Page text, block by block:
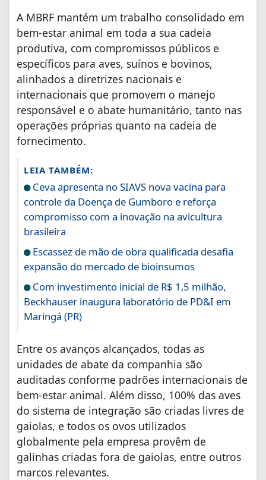
A MBRF mantém um trabalho consolidado em
bem-estar animal em toda a sua cadeia
produtiva, com compromissos públicos e
específicos para aves, suínos e bovinos,
alinhados a diretrizes nacionais e
internacionais que promovem o manejo
responsável e o abate humanitário, tanto nas
operações próprias quanto na cadeia de
fornecimento.
LEIA TAMBÉM:
Ceva apresenta no SIAVS nova vacina para
controle da Doença de Gumboro e reforça
compromisso com a inovação na avicultura
brasileira
Escassez de mão de obra qualificada desafia
expansão do mercado de bioinsumos
Com investimento inicial de R$ 1,5 milhão,
Beckhauser inaugura laboratório de PD&I em
Maringá (PR)
Entre os avanços alcançados, todas as
unidades de abate da companhia são
auditadas conforme padrões internacionais de
bem-estar animal. Além disso, 100% das aves
do sistema de integração são criadas livres de
gaiolas, e todos os ovos utilizados
globalmente pela empresa provêm de
galinhas criadas fora de gaiolas, entre outros
marcos relevantes.